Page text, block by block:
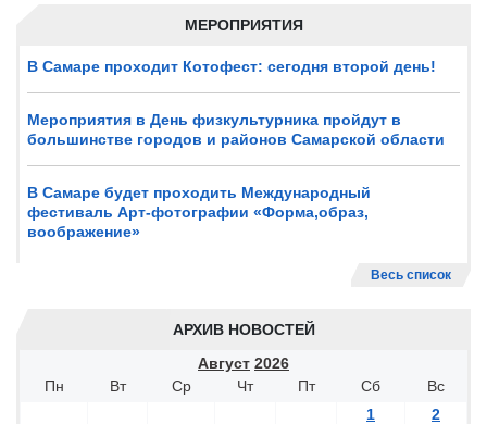
МЕРОПРИЯТИЯ
В Самаре проходит Котофест: сегодня второй день!
Мероприятия в День физкультурника пройдут в
большинстве городов и районов Самарской области
В Самаре будет проходить Международный
фестиваль Арт-фотографии «Форма,образ,
воображение»
Весь список
АРХИВ НОВОСТЕЙ
Август 2026
Пн
Вт Ср Чт Пт Сб
Вс
1
2